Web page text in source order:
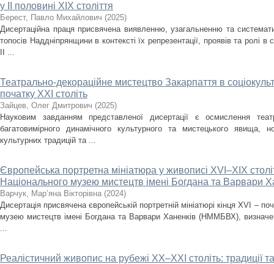
у ІІ половині XIX століття
Берест, Павло Михайлович (2025)
Дисертаційна праця присвячена виявленню, узагальненню та
топосів Наддніпрянщини в контексті їх репрезентації, проявів та ролі в
ІІ ...
Театрально-декораційне мистецтво Закарпаття в
початку ХХІ століть
Зайцев, Олег Дмитрович (2025)
Науковим завданням представленої дисертації є осмислення
багатовимірного динамічного культурного та мистецького явища,
культурних традицій та ...
Європейська портретна мініатюра у живописі XVI–XIX
Національного музею мистецтв імені Богдана та Варвари
Варчук, Мар’яна Вікторівна (2024)
Дисертація присвячена європейській портретній мініатюрі кінця XVI –
музею мистецтв імені Богдана та Варвари Ханенків (НММБВХ),
...
Реалістичний живопис на рубежі ХХ–ХХІ століть: традиції